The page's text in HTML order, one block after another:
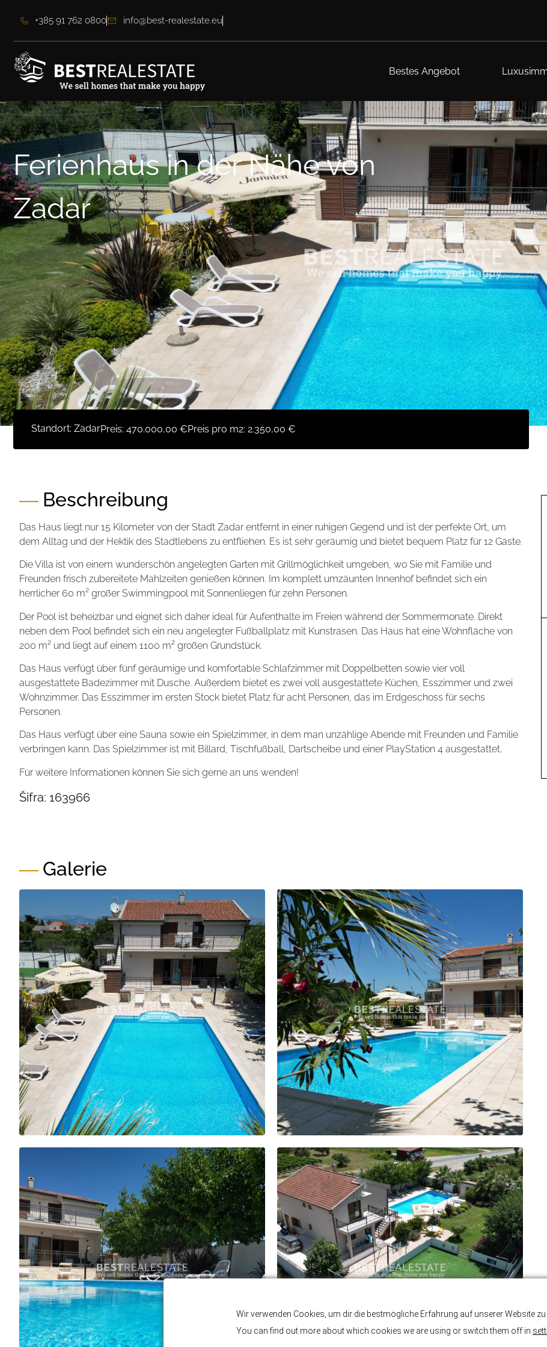
+385 91 762 0800 info@best-realestate.eu
Bestes Angebot
Ferienhaus in der Nähe von
Zadar
Standort: ZadarPreis: 470.000,00 €Preis pro m2: 2.350,00 €
Beschreibung
Das Haus liegt nur 15 Kilometer von der Stadt Zadar entfernt in einer ruhigen Gegend und ist der perfekte Ort, um
dem Alltag und der Hektik des Stadtlebens zu entfliehen. Es ist sehr geräumig und bietet bequem Platz für 12 Gäste.
Die Villa ist von einem wunderschön angelegten Garten mit Grillmöglichkeit umgeben, wo Sie mit Familie und
Freunden frisch zubereitete Mahlzeiten genießen können. Im komplett umzäunten Innenhof befindet sich ein
herrlicher 60 m² großer Swimmingpool mit Sonnenliegen für zehn Personen.
Der Pool ist beheizbar und eignet sich daher ideal für Aufenthalte im Freien während der Sommermonate. Direkt
neben dem Pool befindet sich ein neu angelegter Fußballplatz mit Kunstrasen. Das Haus hat eine Wohnfläche von
200 m² und liegt auf einem 1100 m² großen Grundstück.
Das Haus verfügt über fünf geräumige und komfortable Schlafzimmer mit Doppelbetten sowie vier voll
ausgestattete Badezimmer mit Dusche. Außerdem bietet es zwei voll ausgestattete Küchen, Esszimmer und zwei
Wohnzimmer. Das Esszimmer im ersten Stock bietet Platz für acht Personen, das im Erdgeschoss für sechs
Personen.
Das Haus verfügt über eine Sauna sowie ein Spielzimmer, in dem man unzählige Abende mit Freunden und Familie
verbringen kann. Das Spielzimmer ist mit Billard, Tischfußball, Dartscheibe und einer PlayStation 4 ausgestattet.
Für weitere Informationen können Sie sich gerne an uns wenden!
Šifra: 163966
Galerie
Wir verwenden Cookies, um dir die bestmögliche Erfahrung auf unserer Website zu
You can find out more about which cookies we are using or switch them off in